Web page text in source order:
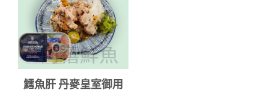
鱈魚肝 丹麥皇室御用